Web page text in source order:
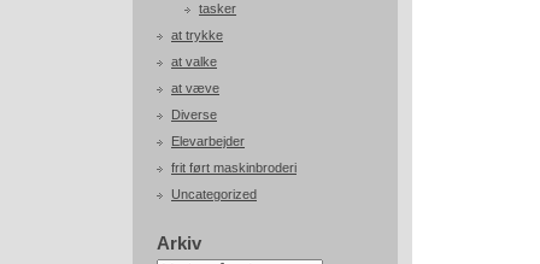
tasker
at trykke
at valke
at væve
Diverse
Elevarbejder
frit ført maskinbroderi
Uncategorized
Arkiv